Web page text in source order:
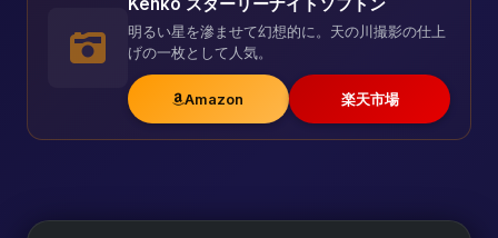
明るい星を滲ませて幻想的に。天の川撮影の仕上
げの一枚として人気。
Amazon 楽天市場